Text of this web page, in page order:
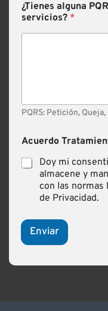
¿Tienes alguna
servicios? *
PQRS: Petición,
Acuerdo
Doy mi
almacene y
con las
de Privacidad.
Enviar